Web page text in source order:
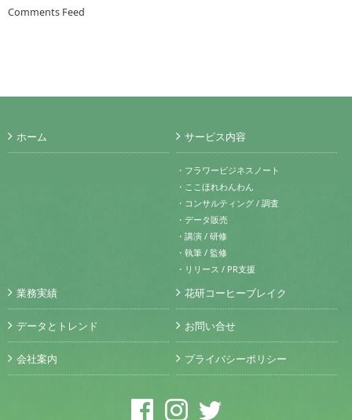
Comments Feed
ホーム サービス内容
・フラワービジネスノート
・ここほれわんわん
・コンサルティング / 調査
・データ販売
・講演 / 研修
・執筆 / 監修
・リリース / PR支援
業務実績
データとトレンド
会社案内
花研コーヒーブレイク
お問い合せ
プライバシーポリシー